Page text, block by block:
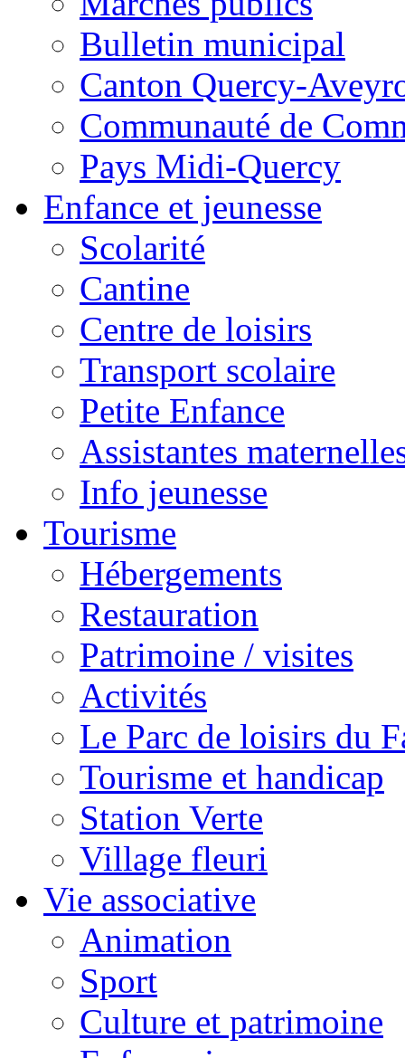
Bulletin municipal
Canton Quercy-
Communauté de
Pays Midi-Quercy
Enfance et jeunesse
Scolarité
Cantine
Centre de loisirs
Transport scolaire
Petite Enfance
Assistantes
Info jeunesse
Tourisme
Hébergements
Restauration
Patrimoine / visites
Activités
Le Parc de loisirs du
Tourisme et handicap
Station Verte
Village fleuri
Vie associative
Animation
Sport
Culture et patrimoine